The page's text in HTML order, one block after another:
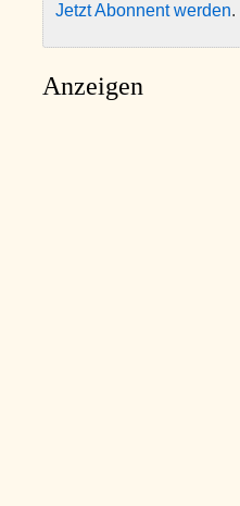
Jetzt Abonnent werden.
Anzeigen